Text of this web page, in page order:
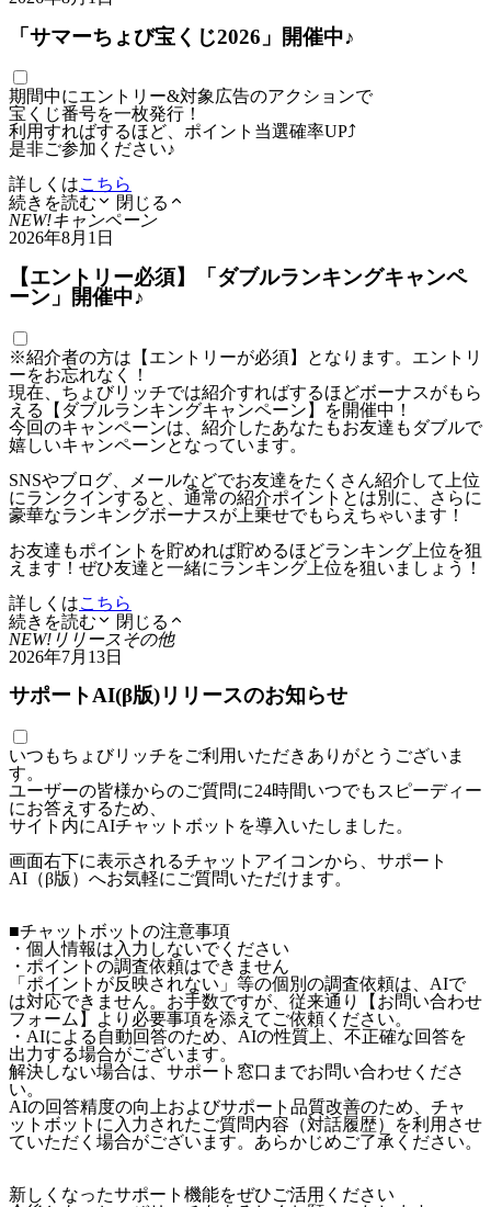
「サマーちょび宝くじ2026」開催中♪
期間中にエントリー&対象広告のアクションで
宝くじ番号を一枚発行！
利用すればするほど、ポイント当選確率UP⤴
是非ご参加ください♪
詳しくはこちら
続きを読む
閉じる
NEW!キャンペーン
2026年8月1日
【エントリー必須】「ダブルランキングキャンペ
ーン」開催中♪
※紹介者の方は【エントリーが必須】となります。エントリ
ーをお忘れなく！
現在、ちょびリッチでは紹介すればするほどボーナスがもら
える【ダブルランキングキャンペーン】を開催中！
今回のキャンペーンは、紹介したあなたもお友達もダブルで
嬉しいキャンペーンとなっています。
SNSやブログ、メールなどでお友達をたくさん紹介して上位
にランクインすると、通常の紹介ポイントとは別に、さらに
豪華なランキングボーナスが上乗せでもらえちゃいます！
お友達もポイントを貯めれば貯めるほどランキング上位を狙
えます！ぜひ友達と一緒にランキング上位を狙いましょう！
詳しくはこちら
続きを読む
閉じる
NEW! リリースその他
2026年7月13日
サポートAI(β版)リリースのお知らせ
いつもちょびリッチをご利用いただきありがとうございま
す。
ユーザーの皆様からのご質問に24時間いつでもスピーディー
にお答えするため、
サイト内にAIチャットボットを導入いたしました。
画面右下に表示されるチャットアイコンから、サポート
AI（β版）へお気軽にご質問いただけます。
■チャットボットの注意事項
・個人情報は入力しないでください
・ポイントの調査依頼はできません
「ポイントが反映されない」等の個別の調査依頼は、AIで
は対応できません。お手数ですが、従来通り【お問い合わせ
フォーム】より必要事項を添えてご依頼ください。
・AIによる自動回答のため、AIの性質上、不正確な回答を
出力する場合がございます。
解決しない場合は、サポート窓口までお問い合わせくださ
い。
AIの回答精度の向上およびサポート品質改善のため、チャ
ットボットに入力されたご質問内容（対話履歴）を利用させ
ていただく場合がございます。あらかじめご了承ください。
新しくなったサポート機能をぜひご活用ください